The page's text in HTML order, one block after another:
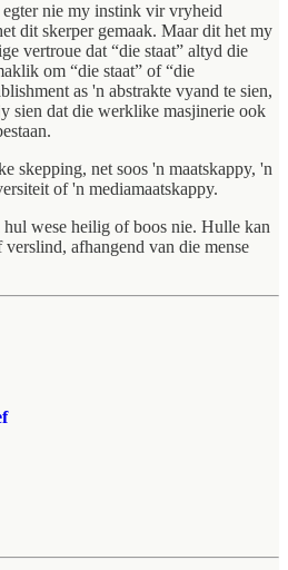
nie my instink vir vryheid
dit skerper gemaak. Maar dit het my
vertroue dat “die staat” altyd die
om “die staat” of “die
as 'n abstrakte vyand te sien,
sien dat die werklike masjinerie ook
skepping, net soos 'n maatskappy, 'n
of 'n mediamaatskappy.
wese heilig of boos nie. Hulle kan
afhangend van die mense